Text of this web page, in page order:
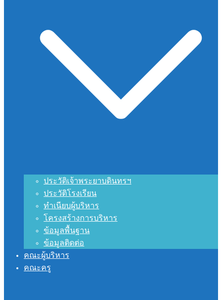
ประวัติเจ้าพระยาบดินทรฯ
ประวัติโรงเรียน
ทำเนียบผู้บริหาร
โครงสร้างการบริหาร
ข้อมูลพื้นฐาน
ข้อมูลติดต่อ
คณะผู้บริหาร
คณะครู